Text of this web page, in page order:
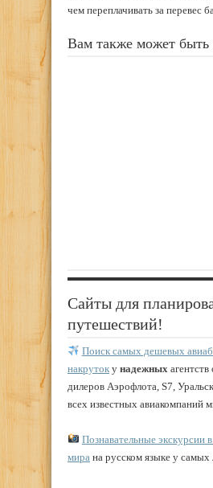
чем переплачивать за перевес
Вам также может быть
Сайты для
путешествий!
Поиск самых дешевых
накруток у надежных
дилеров Аэрофлота, S7,
всех известных авиакомпаний
Познавательные экскурсии
мира на русском языке у